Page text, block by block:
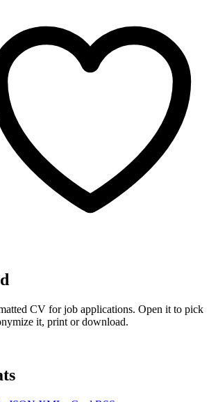
CV for job applications. Open it to pick
it, print or download.